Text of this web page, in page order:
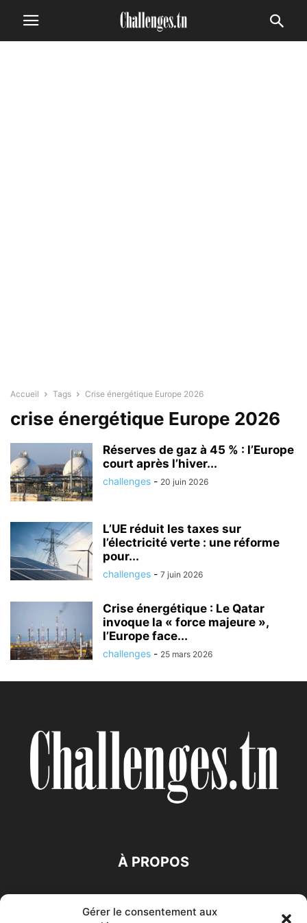
Gérer le consentement aux
Accueil Tags Crise énergétique Europe 2026
crise énergétique Europe 2026
Réserves de gaz à 45 % : l’Europe
court après l’hiver...
challenges - 20 juin 2026
L’UE réduit les taxes sur
l’électricité verte : une réforme
pour...
challenges - 7 juin 2026
Crise énergétique : Le Qatar
invoque la « force majeure »,
l’Europe face...
challenges - 25 mars 2026
À PROPOS